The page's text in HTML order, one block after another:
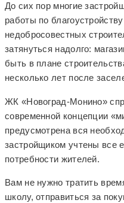
До сих пор многие
работы по
недобросовестных
затянуться надолго:
быть в плане
несколько лет после
ЖК «Новоград-Монино»
современной концепции
предусмотрена вся
застройщиком учтены все
потребности жителей.
Вам не нужно тратить
школу, отправиться за